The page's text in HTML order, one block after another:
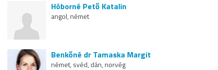
Hóborné Pető Katalin
angol, német
Benkőné dr Tamaska Margit
német, svéd, dán, norvég